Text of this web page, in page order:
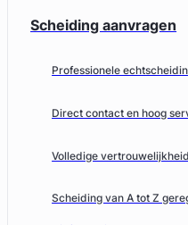
Scheiding aanvragen
Professionele
Direct contact en hoog
Volledige vertrouwelijkheid
Scheiding van A tot Z